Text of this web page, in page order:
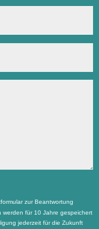
zur Beantwortung
werden für 10 Jahre gespeichert
jederzeit für die Zukunft